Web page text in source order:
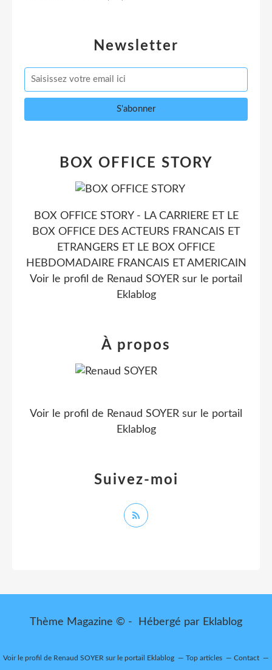
Newsletter
BOX OFFICE STORY
BOX OFFICE STORY - LA CARRIERE ET LE
BOX OFFICE DES ACTEURS FRANCAIS ET
ETRANGERS ET LE BOX OFFICE
HEBDOMADAIRE FRANCAIS ET AMERICAIN
Voir le profil de Renaud SOYER sur le portail
Eklablog
Suivez-moi
À propos
Voir le profil de Renaud SOYER sur le portail
Eklablog
Thème Magazine © - Hébergé par Eklablog
Voir le profil de Renaud SOYER sur le portail Eklablog Top articles Contact